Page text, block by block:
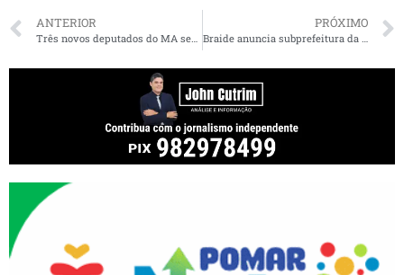
ANTERIOR
Três novos deputados do MA serão empossados nesta segunda-feira
PRÓXIMO
Braide anuncia subprefeitura da Zona Rural, criação da secretaria da Pessoa com Deficiência e diz que fará parcerias produtivas com o Governo do Estado